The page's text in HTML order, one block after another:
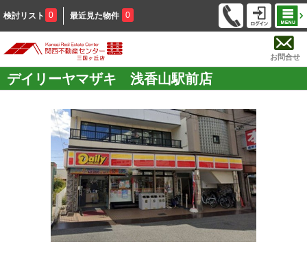
検討リスト 0 最近見た物件 0
お問合せ
デイリーヤマザキ 浅香山駅前店